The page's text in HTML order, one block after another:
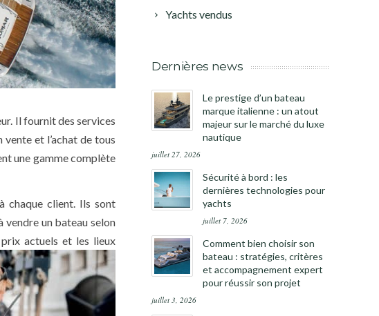
Il fournit des services
et l’achat de tous
une gamme complète
chaque client. Ils sont
vendre un bateau selon
actuels et les lieux
Yachts vendus
Dernières news
Le prestige d’un bateau
marque italienne : un atout
majeur sur le marché du luxe
nautique
juillet 27, 2026
Sécurité à bord : les
dernières technologies pour
yachts
juillet 7, 2026
Comment bien choisir son
bateau : stratégies, critères
et accompagnement expert
pour réussir son projet
juillet 3, 2026